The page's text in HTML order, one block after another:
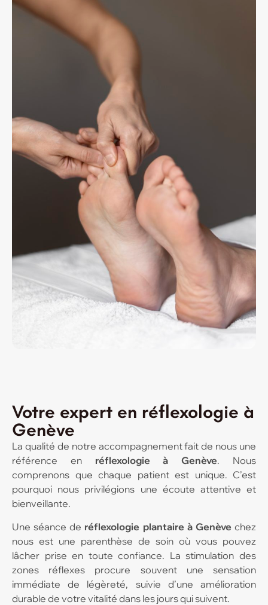
Votre expert en réflexologie à
Genève
La qualité de notre accompagnement fait de nous une
référence en réflexologie à Genève. Nous
comprenons que chaque patient est unique. C’est
pourquoi nous privilégions une écoute attentive et
bienveillante.
Une séance de réflexologie plantaire à Genève chez
nous est une parenthèse de soin où vous pouvez
lâcher prise en toute confiance. La stimulation des
zones réflexes procure souvent une sensation
immédiate de légèreté, suivie d’une amélioration
durable de votre vitalité dans les jours qui suivent.